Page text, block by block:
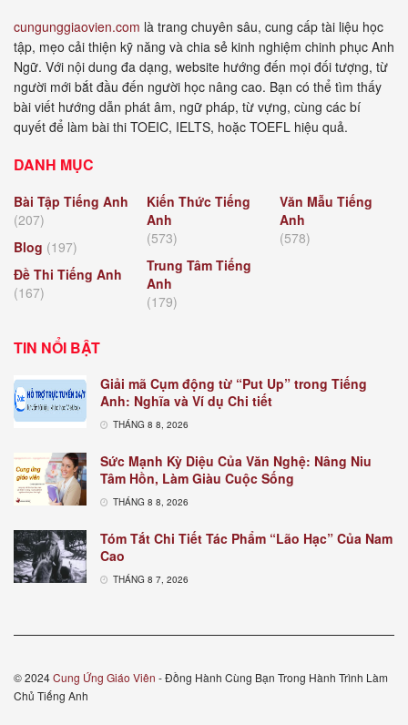
cungunggiaovien.com là trang chuyên sâu, cung cấp tài liệu học
tập, mẹo cải thiện kỹ năng và chia sẻ kinh nghiệm chinh phục Anh
Ngữ. Với nội dung đa dạng, website hướng đến mọi đối tượng, từ
người mới bắt đầu đến người học nâng cao. Bạn có thể tìm thấy
bài viết hướng dẫn phát âm, ngữ pháp, từ vựng, cùng các bí
quyết để làm bài thi TOEIC, IELTS, hoặc TOEFL hiệu quả.
DANH MỤC
Bài Tập Tiếng Anh
(207)
Blog (197)
Đề Thi Tiếng Anh
(167)
Kiến Thức Tiếng
Anh
(573)
Trung Tâm Tiếng
Anh
(179)
Văn Mẫu Tiếng
Anh
(578)
TIN NỔI BẬT
Giải mã Cụm động từ “Put Up” trong Tiếng
Anh: Nghĩa và Ví dụ Chi tiết
THÁNG 8 8, 2026
Sức Mạnh Kỳ Diệu Của Văn Nghệ: Nâng Niu
Tâm Hồn, Làm Giàu Cuộc Sống
THÁNG 8 8, 2026
Tóm Tắt Chi Tiết Tác Phẩm “Lão Hạc” Của Nam
Cao
THÁNG 8 7, 2026
© 2024Cung Ứng Giáo Viên - Đồng Hành Cùng Bạn Trong Hành Trình Làm
Chủ Tiếng Anh